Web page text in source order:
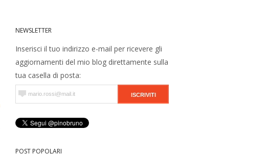
NEWSLETTER
Inserisci il tuo indirizzo e-mail per ricevere gli
aggiornamenti del mio blog direttamente sulla
tua casella di posta:
POST POPOLARI